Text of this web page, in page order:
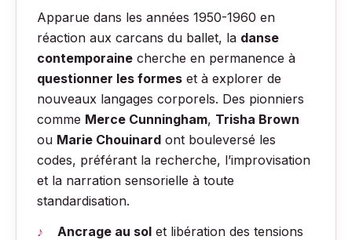
Apparue dans les années 1950-1960 en
réaction aux carcans du ballet, la danse
contemporaine cherche en permanence à
questionner les formes et à explorer de
nouveaux langages corporels. Des pionniers
comme Merce Cunningham, Trisha Brown
ou Marie Chouinard ont bouleversé les
codes, préférant la recherche, l’improvisation
et la narration sensorielle à toute
standardisation.
Ancrage au sol et libération des tensions